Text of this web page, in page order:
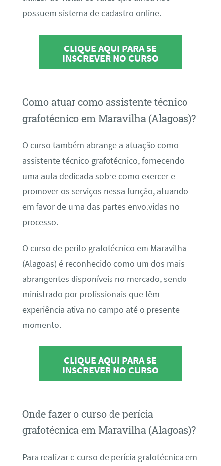
possuem sistema de cadastro online.
CLIQUE AQUI PARA SE
INSCREVER NO CURSO
Como atuar como assistente técnico
grafotécnico em Maravilha (Alagoas)?
O curso também abrange a atuação como
assistente técnico grafotécnico, fornecendo
uma aula dedicada sobre como exercer e
promover os serviços nessa função, atuando
em favor de uma das partes envolvidas no
processo.
O curso de perito grafotécnico em Maravilha
(Alagoas) é reconhecido como um dos mais
abrangentes disponíveis no mercado, sendo
ministrado por profissionais que têm
experiência ativa no campo até o presente
momento.
CLIQUE AQUI PARA SE
INSCREVER NO CURSO
Onde fazer o curso de perícia
grafotécnica em Maravilha (Alagoas)?
Para realizar o curso de perícia grafotécnica em